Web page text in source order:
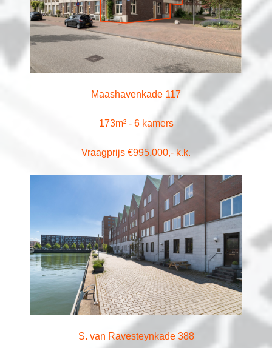
Maashavenkade 117
173m² - 6 kamers
Vraagprijs €995.000,- k.k.
S. van Ravesteynkade 388